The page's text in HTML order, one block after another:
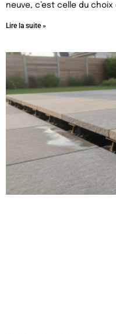
neuve, c’est celle du
Lire la suite »